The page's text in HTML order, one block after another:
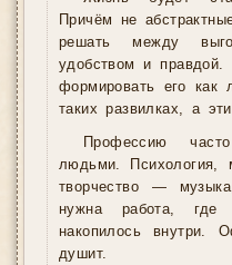
Причём не
решать между
удобством и
формировать его как
таких развилках, а
Профессию
людьми. Психология,
творчество —
нужна работа,
накопилось внутри.
душит.